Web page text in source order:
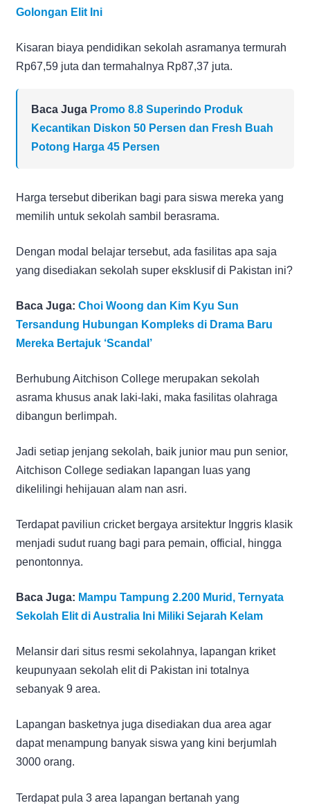
Golongan Elit Ini
Kisaran biaya pendidikan sekolah asramanya termurah
Rp67,59 juta dan termahalnya Rp87,37 juta.
Baca Juga Promo 8.8 Superindo Produk
Kecantikan Diskon 50 Persen dan Fresh Buah
Potong Harga 45 Persen
Harga tersebut diberikan bagi para siswa mereka yang
memilih untuk sekolah sambil berasrama.
Dengan modal belajar tersebut, ada fasilitas apa saja
yang disediakan sekolah super eksklusif di Pakistan ini?
Baca Juga: Choi Woong dan Kim Kyu Sun
Tersandung Hubungan Kompleks di Drama Baru
Mereka Bertajuk ‘Scandal’
Berhubung Aitchison College merupakan sekolah
asrama khusus anak laki-laki, maka fasilitas olahraga
dibangun berlimpah.
Jadi setiap jenjang sekolah, baik junior mau pun senior,
Aitchison College sediakan lapangan luas yang
dikelilingi hehijauan alam nan asri.
Terdapat paviliun cricket bergaya arsitektur Inggris klasik
menjadi sudut ruang bagi para pemain, official, hingga
penontonnya.
Baca Juga: Mampu Tampung 2.200 Murid, Ternyata
Sekolah Elit di Australia Ini Miliki Sejarah Kelam
Melansir dari situs resmi sekolahnya, lapangan kriket
keupunyaan sekolah elit di Pakistan ini totalnya
sebanyak 9 area.
Lapangan basketnya juga disediakan dua area agar
dapat menampung banyak siswa yang kini berjumlah
3000 orang.
Terdapat pula 3 area lapangan bertanah yang